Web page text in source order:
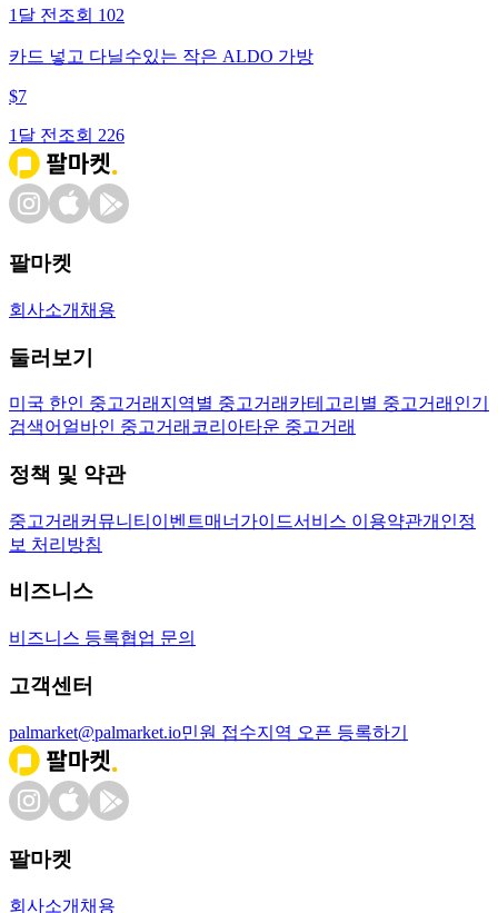
1달 전 조회 102
카드 넣고 다닐수있는 작은 ALDO 가방
$7
1달 전 조회 226
팔마켓
회사소개 채용
둘러보기
미국 한인 중고거래 지역별 중고거래 카테고리별 중고거래 인기
검색어 얼바인 중고거래 코리아타운 중고거래
정책 및 약관
중고거래 커뮤니티 이벤트매너가이드서비스 이용약관개인정
보 처리방침
비즈니스
비즈니스 등록협업 문의
고객센터
palmarket@palmarket.io민원 접수지역 오픈 등록하기
팔마켓
회사소개 채용